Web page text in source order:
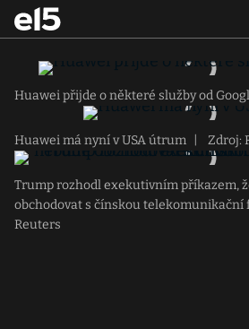
Huawei přijde o některé služby od
Huawei má nyní v USA útrum Zdroj:
Trump rozhodl exekutivním příkazem,
obchodovat s čínskou telekomunikační
Reuters